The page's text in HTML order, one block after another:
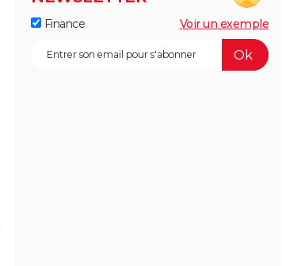
Finance Voir un exemple